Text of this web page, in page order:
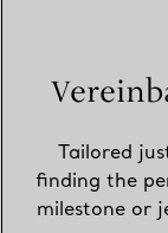
Tailored
finding the
milestone or